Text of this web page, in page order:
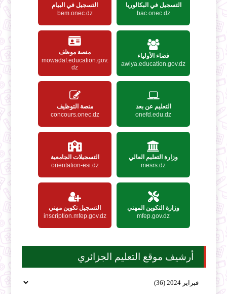
التسجيل في البكالوريا
bac.onec.dz
التسجيل في البيام
bem.onec.dz
فضاء الأولياء
awlya.education.gov.dz
منصة موظف
mowadaf.education.gov.
dz
التعليم عن بعد
onefd.edu.dz
منصة التوظيف
concours.onec.dz
وزارة التعليم العالي
mesrs.dz
التسجيلات الجامعية
orientation-esi.dz
وزارة التكوين المهني
mfep.gov.dz
التسجيل تكوين مهني
inscription.mfep.gov.dz
أرشيف موقع التعليم الجزائري